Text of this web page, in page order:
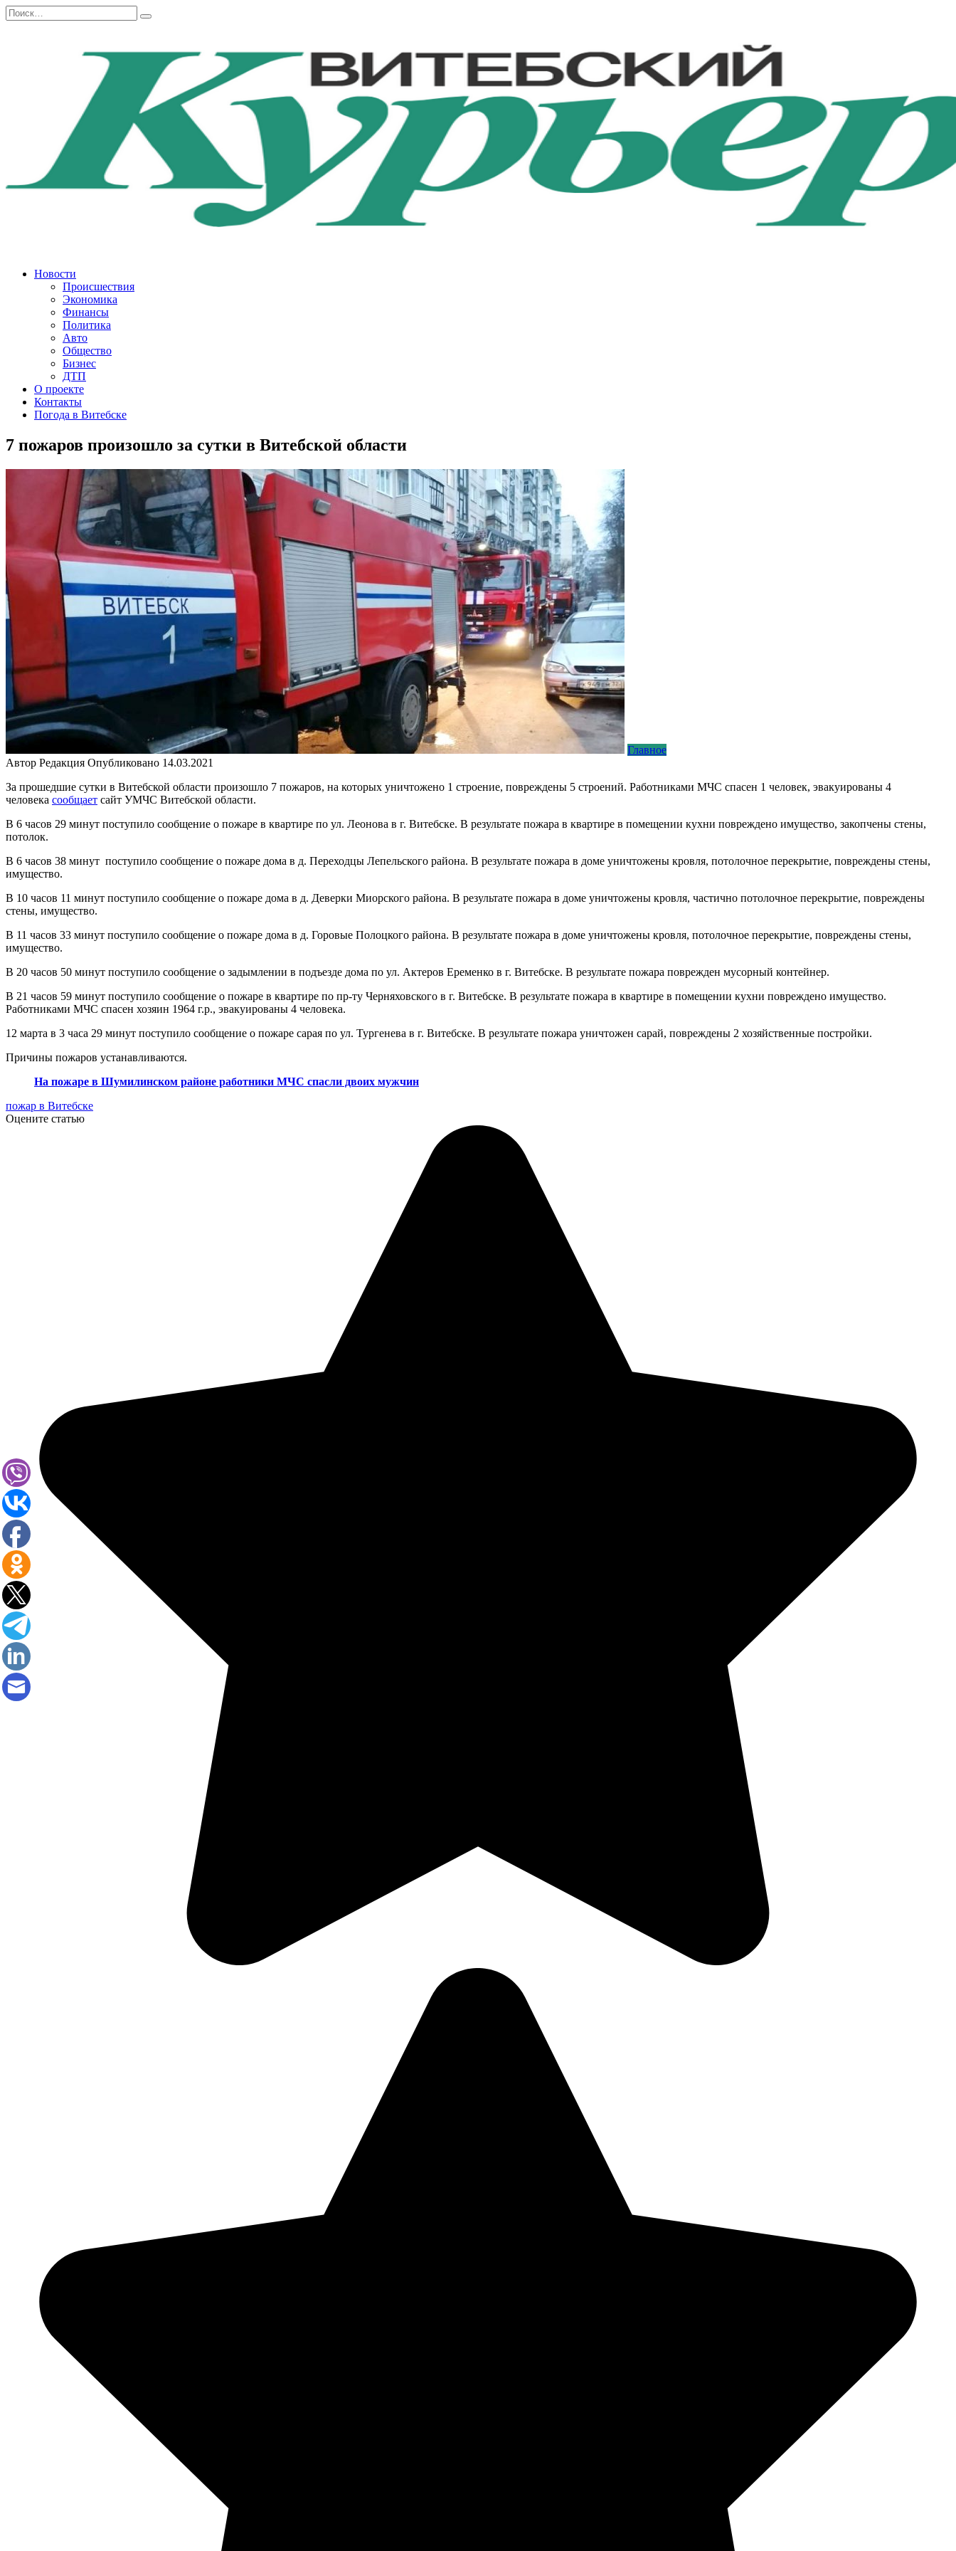
Перейти
к
Search
for:
Новости
Происшествия
Экономика
Финансы
Политика
Авто
Общество
Бизнес
ДТП
О проекте
Контакты
Погода в Витебске
7 пожаров произошло за сутки в Витебской области
Главное
Автор Редакция Опубликовано 14.03.2021
За прошедшие сутки в Витебской области произошло 7 пожаров, на которых уничтожено 1 строение, повреждены 5 строений. Работниками МЧС спасен 1 человек, эвакуированы 4
человека сообщает сайт УМЧС Витебской области.
В 6 часов 29 минут поступило сообщение о пожаре в квартире по ул. Леонова в г. Витебске. В результате пожара в квартире в помещении кухни повреждено имущество, закопчены стены,
потолок.
В 6 часов 38 минут поступило сообщение о пожаре дома в д. Переходцы Лепельского района. В результате пожара в доме уничтожены кровля, потолочное перекрытие, повреждены стены,
имущество.
В 10 часов 11 минут поступило сообщение о пожаре дома в д. Деверки Миорского района. В результате пожара в доме уничтожены кровля, частично потолочное перекрытие, повреждены
стены, имущество.
В 11 часов 33 минут поступило сообщение о пожаре дома в д. Горовые Полоцкого района. В результате пожара в доме уничтожены кровля, потолочное перекрытие, повреждены стены,
имущество.
В 20 часов 50 минут поступило сообщение о задымлении в подъезде дома по ул. Актеров Еременко в г. Витебске. В результате пожара поврежден мусорный контейнер.
В 21 часов 59 минут поступило сообщение о пожаре в квартире по пр-ту Черняховского в г. Витебске. В результате пожара в квартире в помещении кухни повреждено имущество.
Работниками МЧС спасен хозяин 1964 г.р., эвакуированы 4 человека.
12 марта в 3 часа 29 минут поступило сообщение о пожаре сарая по ул. Тургенева в г. Витебске. В результате пожара уничтожен сарай, повреждены 2 хозяйственные постройки.
Причины пожаров устанавливаются.
На пожаре в Шумилинском районе работники МЧС спасли двоих мужчин
пожар в Витебске
Оцените статью